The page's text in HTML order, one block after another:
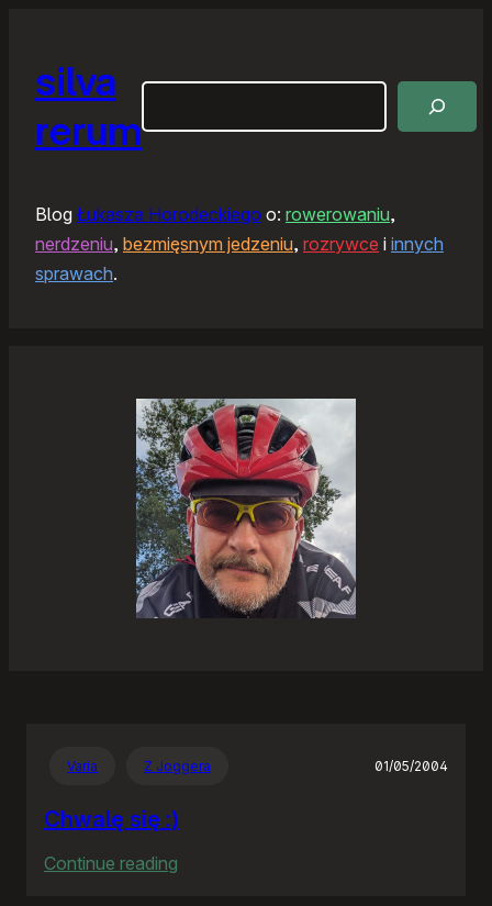
silva
rerum
Blog Łukasza Horodeckiego o: rowerowaniu,
nerdzeniu, bezmięsnym jedzeniu, rozrywce i innych
sprawach.
Varia Z Joggera 01/05/2004
Chwalę się :)
Continue reading